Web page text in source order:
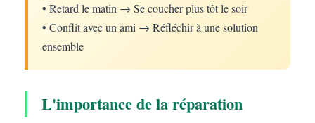
• Retard le matin → Se coucher plus tôt le soir
• Conflit avec un ami → Réfléchir à une solution
ensemble
L'importance de la réparation